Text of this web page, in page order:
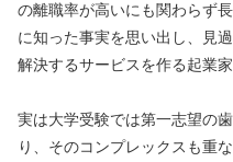
の離職率が高いにも関わらず
に知った事実を思い出し、見
解決するサービスを作る起業
実は大学受験では第一志望の
り、そのコンプレックスも重